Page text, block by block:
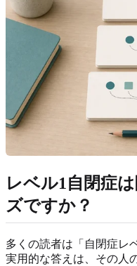
レベル1自閉症
ズですか？
多くの読者は「自閉症レ
実用的な答えは、その人